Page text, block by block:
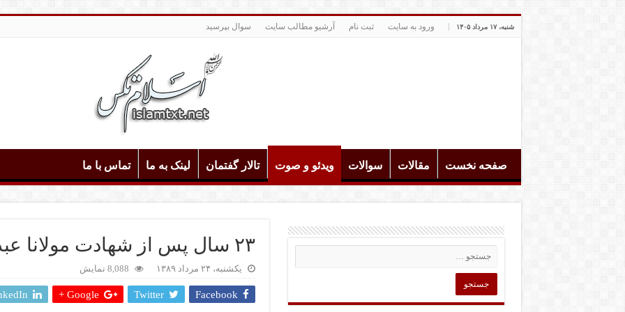
شنبه، ۱۷ مرداد ۱۴۰۵ ورود به سایت ثبت نام آرشیو مطالب سایت سوال بپرسید
صفحه نخست مقالات سوالات ویدئو و صوت تالار گفتمان لینک به ما تماس با ما
۲۳ سال پس از شهادت مولانا عبدالعزیز رحمه الله
یکشنبه، ۲۴ مرداد ۱۳۸۹ 8,088 نمایش
Facebook
Twitter
Google +